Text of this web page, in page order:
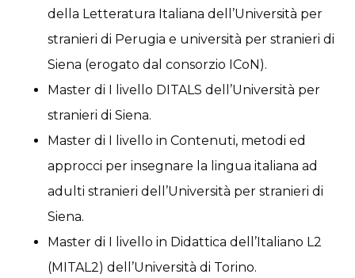
della Letteratura Italiana dell’Università per
stranieri di Perugia e università per stranieri di
Siena (erogato dal consorzio ICoN).
Master di I livello DITALS dell’Università per
stranieri di Siena.
Master di I livello in Contenuti, metodi ed
approcci per insegnare la lingua italiana ad
adulti stranieri dell’Università per stranieri di
Siena.
Master di I livello in Didattica dell’Italiano L2
(MITAL2) dell’Università di Torino.